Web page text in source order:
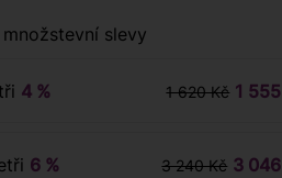
slevy
4 % 1 620 Kč 1
6 % 3 240 Kč 3